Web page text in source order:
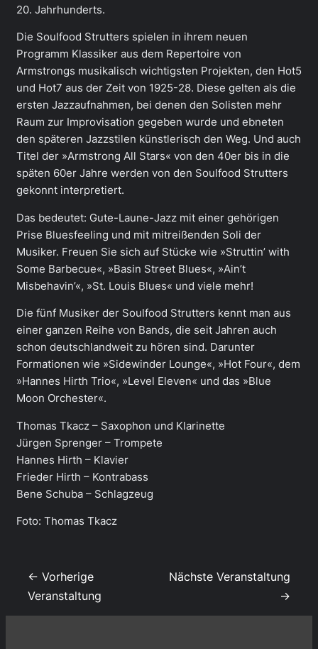
20. Jahrhunderts.
Die Soulfood Strutters spielen in ihrem neuen
Programm Klassiker aus dem Repertoire von
Armstrongs musikalisch wichtigsten Projekten, den Hot5
und Hot7 aus der Zeit von 1925-28. Diese gelten als die
ersten Jazzaufnahmen, bei denen den Solisten mehr
Raum zur Improvisation gegeben wurde und ebneten
den späteren Jazzstilen künstlerisch den Weg. Und auch
Titel der »Armstrong All Stars« von den 40er bis in die
späten 60er Jahre werden von den Soulfood Strutters
gekonnt interpretiert.
Das bedeutet: Gute-Laune-Jazz mit einer gehörigen
Prise Bluesfeeling und mit mitreißenden Soli der
Musiker. Freuen Sie sich auf Stücke wie »Struttin’ with
Some Barbecue«, »Basin Street Blues«, »Ain’t
Misbehavin’«, »St. Louis Blues« und viele mehr!
Die fünf Musiker der Soulfood Strutters kennt man aus
einer ganzen Reihe von Bands, die seit Jahren auch
schon deutschlandweit zu hören sind. Darunter
Formationen wie »Sidewinder Lounge«, »Hot Four«, dem
»Hannes Hirth Trio«, »Level Eleven« und das »Blue
Moon Orchester«.
Thomas Tkacz – Saxophon und Klarinette
Jürgen Sprenger – Trompete
Hannes Hirth – Klavier
Frieder Hirth – Kontrabass
Bene Schuba – Schlagzeug
Foto: Thomas Tkacz
← Vorherige
Veranstaltung
Nächste Veranstaltung
→